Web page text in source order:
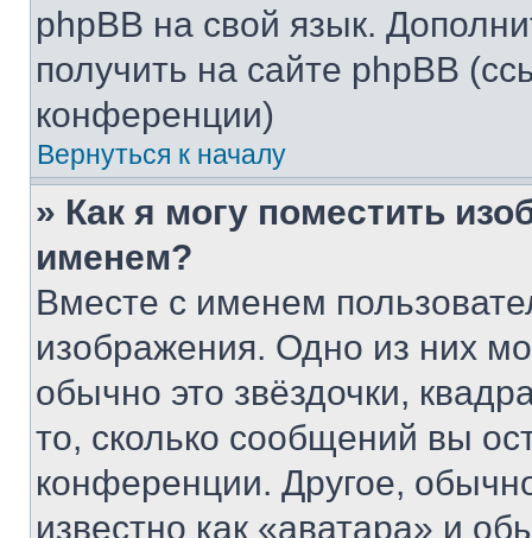
phpBB на свой язык.
получить на сайте phpBB
конференции)
Вернуться к началу
» Как я могу поместить
именем?
Вместе с именем
изображения. Одно из них
обычно это звёздочки,
то, сколько сообщений вы
конференции. Другое,
известно как «аватара» и